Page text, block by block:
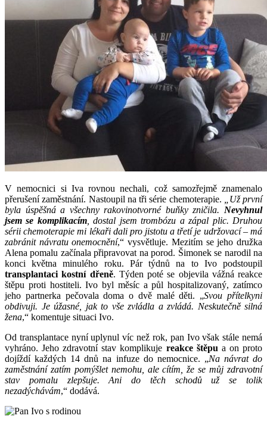
V nemocnici si Iva rovnou nechali, což samozřejmě znamenalo
přerušení zaměstnání. Nastoupil na tři série chemoterapie.
„Už první
byla úspěšná a všechny rakovinotvorné buňky zničila. Nevyhnul
jsem se komplikacím, dostal jsem trombózu a zápal plic. Druhou
sérii chemoterapie mi lékaři dali pro jistotu a třetí je udržovací – má
zabránit návratu onemocnění,“ vysvětluje. Mezitím se jeho družka
Alena pomalu začínala připravovat na porod. Šimonek se narodil na
konci května minulého roku. Pár týdnů na to Ivo podstoupil
transplantaci kostní dřeně. Týden poté se objevila vážná reakce
štěpu proti hostiteli. Ivo byl měsíc a půl hospitalizovaný, zatímco
jeho partnerka pečovala doma o dvě malé děti. „Svou přítelkyni
obdivuji. Je úžasné, jak to vše zvládla a zvládá. Neskutečně silná
žena,“ komentuje situaci Ivo.
Od transplantace nyní uplynul víc než rok, pan Ivo však stále nemá
vyhráno. Jeho zdravotní stav komplikuje reakce štěpu a on proto
dojíždí každých 14 dnů na infuze do nemocnice. „Na návrat do
zaměstnání zatím pomýšlet nemohu, ale cítím, že se můj zdravotní
stav pomalu zlepšuje. Ani do těch schodů už se tolik
nezadýchávám,“ dodává.